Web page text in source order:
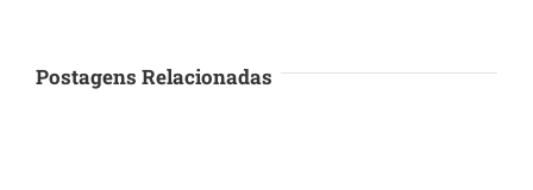
Postagens Relacionadas